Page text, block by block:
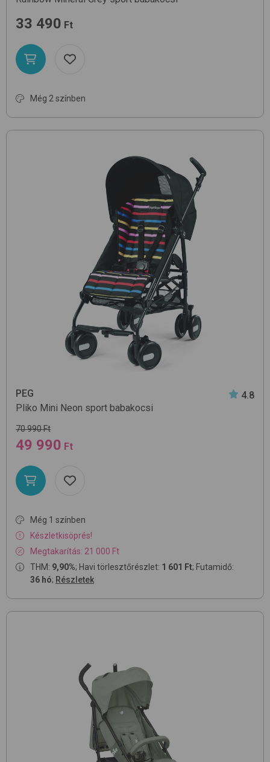
33 490 Ft
Még 2 színben
PEG
4.8
Pliko Mini Neon sport babakocsi
70 990 Ft
49 990 Ft
Még 1 színben
Készletkisöprés!
Megtakarítás: 21 000 Ft
THM: 9,90%; Havi törlesztőrészlet: 1 601 Ft; Futamidő:
36 hó; Részletek